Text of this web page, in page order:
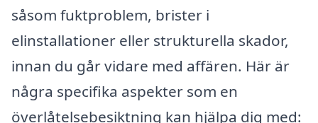
såsom fuktproblem, brister i
elinstallationer eller strukturella skador,
innan du går vidare med affären. Här är
några specifika aspekter som en
överlåtelsebesiktning kan hjälpa dig med: